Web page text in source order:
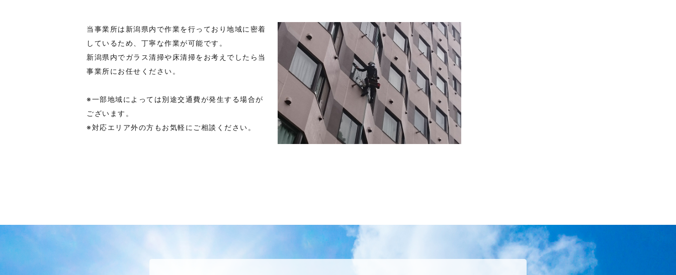
当事業所は新潟県内で作業を行っており地域に密着
しているため、丁寧な作業が可能です。
新潟県内でガラス清掃や床清掃をお考えでしたら当
事業所にお任せください。
※一部地域によっては別途交通費が発生する場合が
ございます。
※対応エリア外の方もお気軽にご相談ください。